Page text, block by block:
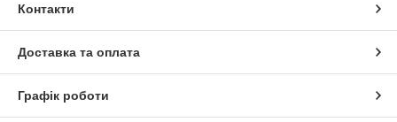
Контакти
Доставка та оплата
Графік роботи